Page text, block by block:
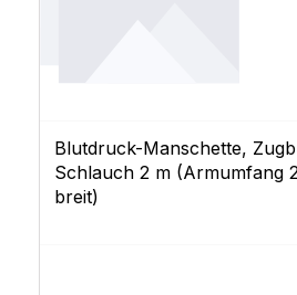
Blutdruck-Manschette,
Schlauch 2 m (Armumfang
breit)